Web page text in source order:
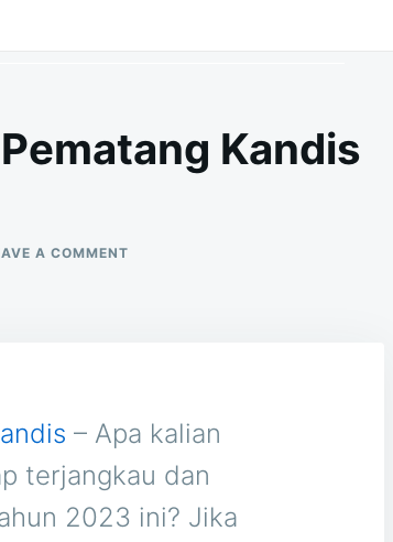
Kandis
A COMMENTON
– Apa kalian
terjangkau dan
2023 ini? Jika